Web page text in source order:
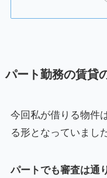
パート勤務の賃貸
今回私が借りる物件
る形となっていました
パートでも審査は通